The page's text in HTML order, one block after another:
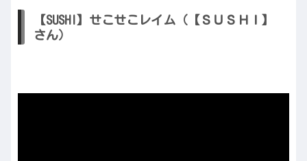
【SUSHI】せこせこレイム（【ＳＵＳＨＩ】
さん）